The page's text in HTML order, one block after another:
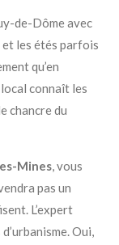
de-Dôme avec
les étés parfois
qu’en
connaît les
chancre du
Mines, vous
pas un
L’expert
Oui,